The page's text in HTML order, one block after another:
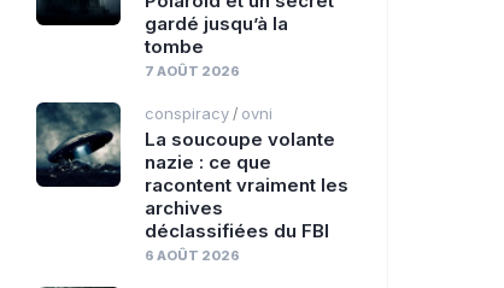
gardé jusqu’à la
tombe
7 AOÛT 2026
conspiracy / ovni
La soucoupe volante
nazie : ce que
racontent vraiment les
archives
déclassifiées du FBI
6 AOÛT 2026